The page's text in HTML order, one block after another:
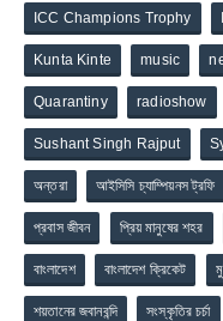
ICC Champions Trophy
Kunta Kinte music
Quarantiny radioshow
Sushant Singh Rajput
অন্তরা আইসিসি চ্যাম্পিয়নস ট্রফি
প্রবাস জীবন প্রিয় মানুষের শহর
বাংলাদেশ বাংলাদেশ ক্রিকেট
শয়তানের জবানবন্দি সংস্কৃতির চর্চা